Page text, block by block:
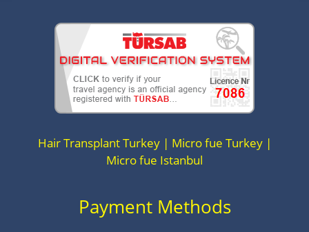
Hair Transplant Turkey | Micro fue Turkey |
Micro fue Istanbul
Payment Methods